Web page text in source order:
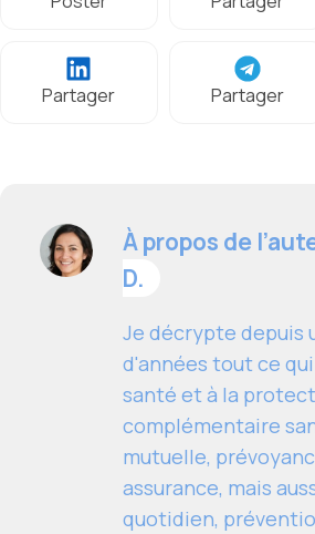
Partager Partager
À propos de
D.
Je décrypte depuis
d'années tout ce
santé et à la
complémentaire
mutuelle,
assurance, mais
quotidien,